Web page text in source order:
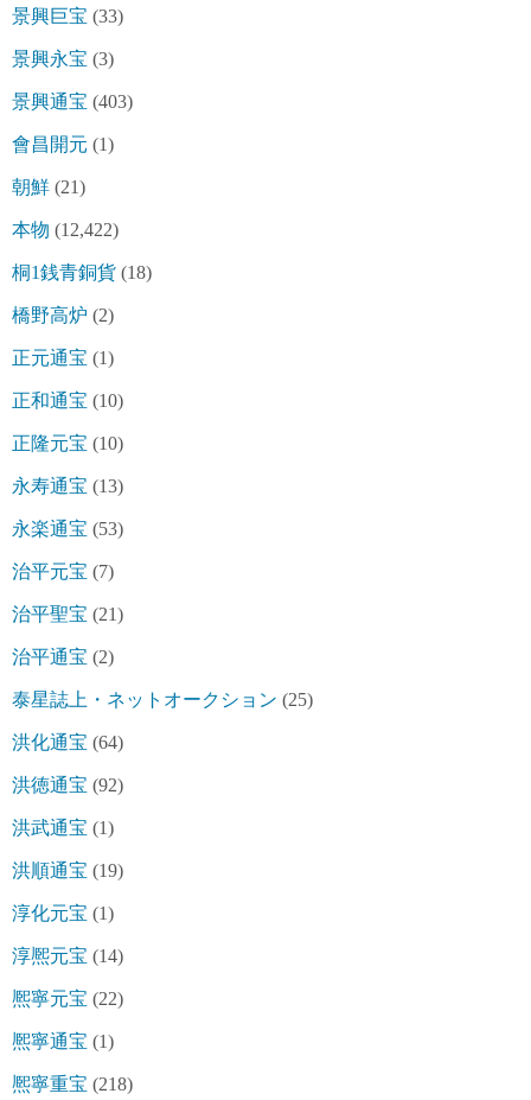
景興巨宝 (33)
景興永宝 (3)
景興通宝 (403)
會昌開元 (1)
朝鮮 (21)
本物 (12,422)
桐1銭青銅貨 (18)
橋野高炉 (2)
正元通宝 (1)
正和通宝 (10)
正隆元宝 (10)
永寿通宝 (13)
永楽通宝 (53)
治平元宝 (7)
治平聖宝 (21)
治平通宝 (2)
泰星誌上・ネットオークション (25)
洪化通宝 (64)
洪徳通宝 (92)
洪武通宝 (1)
洪順通宝 (19)
淳化元宝 (1)
淳熈元宝 (14)
熈寧元宝 (22)
熈寧通宝 (1)
熈寧重宝 (218)